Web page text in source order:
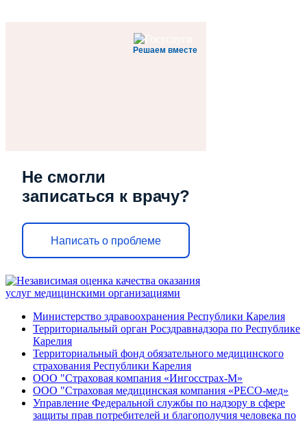
Решаем вместе
Не смогли
записаться к врачу?
Написать о проблеме
Министерство здравоохранения Республики Карелия
Территориальный орган Росздравнадзора по Республике
Карелия
Территориальный фонд обязательного медицинского
страхования Республики Карелия
ООО "Страховая компания «Ингосстрах-М»
ООО "Страховая медицинская компания «РЕСО-мед»
Управление Федеральной службы по надзору в сфере
защиты прав потребителей и благополучия человека по